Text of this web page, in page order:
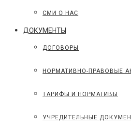
СМИ О НАС
ДОКУМЕНТЫ
ДОГОВОРЫ
НОРМАТИВНО-ПРАВОВЫЕ
ТАРИФЫ И НОРМАТИВЫ
УЧРЕДИТЕЛЬНЫЕ